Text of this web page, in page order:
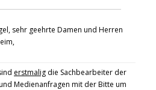
sehr geehrte Damen und Herren
erstmalig die Sachbearbeiter der
Medienanfragen mit der Bitte um